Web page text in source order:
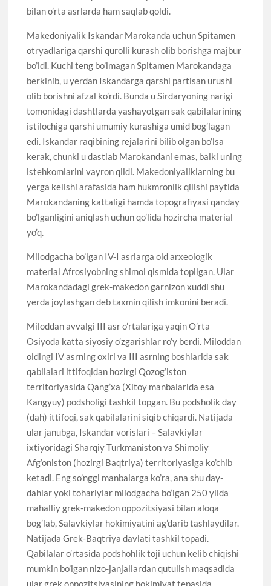
bilan o’rta asrlarda ham saqlab qoldi.
Makedoniyalik Iskandar Marokanda uchun Spitamen
otryadlariga qarshi qurolli kurash olib borishga majbur
bo’ldi. Kuchi teng bo’lmagan Spitamen Marokandaga
berkinib, u yerdan Iskandarga qarshi partisan urushi
olib borishni afzal ko’rdi. Bunda u Sirdaryoning narigi
tomonidagi dashtlarda yashayotgan sak qabilalarining
istilochiga qarshi umumiy kurashiga umid bog’lagan
edi. Iskandar raqibining rejalarini bilib olgan bo’lsa
kerak, chunki u dastlab Marokandani emas, balki uning
istehkomlarini vayron qildi. Makedoniyaliklarning bu
yerga kelishi arafasida ham hukmronlik qilishi paytida
Marokandaning kattaligi hamda topografiyasi qanday
bo’lganligini aniqlash uchun qo’lida hozircha material
yo’q.
Milodgacha bo’lgan IV-I asrlarga oid arxeologik
material Afrosiyobning shimol qismida topilgan. Ular
Marokandadagi grek-makedon garnizon xuddi shu
yerda joylashgan deb taxmin qilish imkonini beradi.
Miloddan avvalgi III asr o’rtalariga yaqin O’rta
Osiyoda katta siyosiy o’zgarishlar ro’y berdi. Miloddan
oldingi IV asrning oxiri va III asrning boshlarida sak
qabilalari ittifoqidan hozirgi Qozog’iston
territoriyasida Qang’xa (Xitoy manbalarida esa
Kangyuy) podsholigi tashkil topgan. Bu podsholik day
(dah) ittifoqi, sak qabilalarini siqib chiqardi. Natijada
ular janubga, Iskandar vorislari – Salavkiylar
ixtiyoridagi Sharqiy Turkmaniston va Shimoliy
Afg’oniston (hozirgi Baqtriya) territoriyasiga ko’chib
ketadi. Eng so’nggi manbalarga ko’ra, ana shu day-
dahlar yoki tohariylar milodgacha bo’lgan 250 yilda
mahalliy grek-makedon oppozitsiyasi bilan aloqa
bog’lab, Salavkiylar hokimiyatini ag’darib tashlaydilar.
Natijada Grek-Baqtriya davlati tashkil topadi.
Qabilalar o’rtasida podshohlik toji uchun kelib chiqishi
mumkin bo’lgan nizo-janjallardan qutulish maqsadida
ular grek oppozitsiyasining hokimiyat tepasida